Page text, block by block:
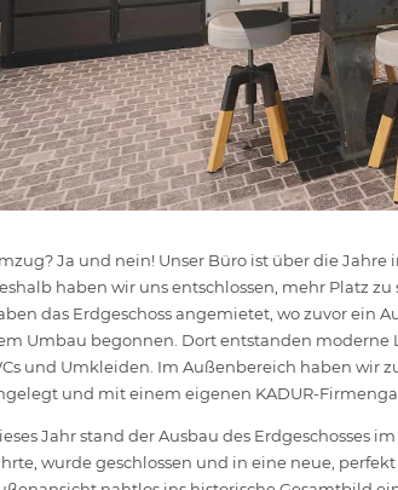
Ja und nein! Unser Büro ist über die
haben wir uns entschlossen, mehr Platz
das Erdgeschoss angemietet, wo zuvor ein
Umbau begonnen. Dort entstanden moderne
und Umkleiden. Im Außenbereich haben wir
und mit einem eigenen KADUR-
Jahr stand der Ausbau des Erdgeschosses
wurde geschlossen und in eine neue,